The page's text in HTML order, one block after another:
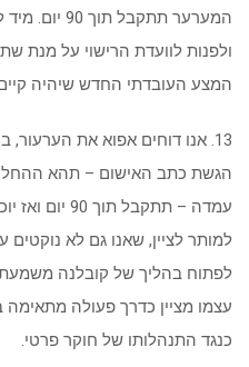
המערער
ולפנות לוועדת הרישוי על מנת
המצע העובדתי החדש שיהיה
13. אנו דוחים אפוא את
הגשת כתב האישום – תהא
עמדה – תתקבל
למותר לציין, שאנו גם לא
לפתוח בהליך של קובלנה
עצמו מציין כדרך פעולה
כנגד התנהלותו של חוקר פרטי.